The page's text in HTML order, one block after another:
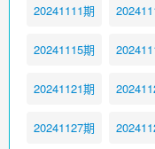
20241111期
20241115期
20241121期
20241127期